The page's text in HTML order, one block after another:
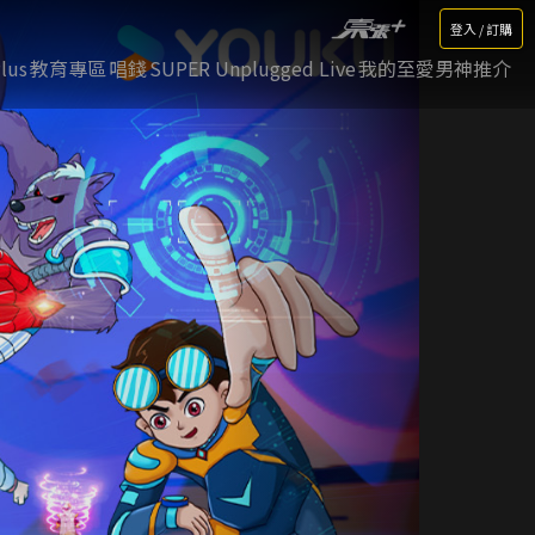
登入 / 訂購
教育專區唱錢SUPER Unplugged Live我的至愛男神推介